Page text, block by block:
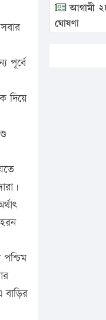
পূর্বে
দিয়ে
আগামী
ঘোষণা